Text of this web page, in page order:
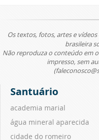
Os textos, fotos, artes e
brasileira
Não reproduza o conteúdo em
impresso, sem
Santuário
academia marial
água mineral aparecida
cidade do romeiro